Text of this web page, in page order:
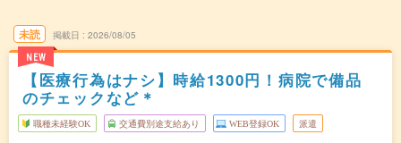
未読
NEW
掲載日 2026/08/05
【医療行為はナシ】時給1300円！病院で備品
のチェックなど＊
職種未経験OK 交通費別途支給あり WEB登録OK 派遣